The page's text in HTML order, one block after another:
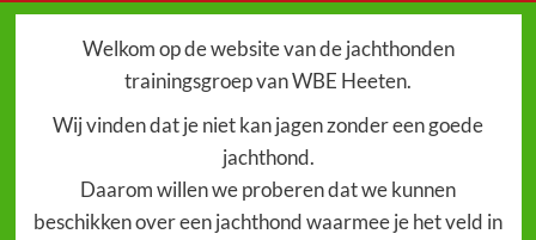
Welkom op de website van de jachthonden
trainingsgroep van WBE Heeten.
Wij vinden dat je niet kan jagen zonder een goede
jachthond.
Daarom willen we proberen dat we kunnen
beschikken over een jachthond waarmee je het veld in